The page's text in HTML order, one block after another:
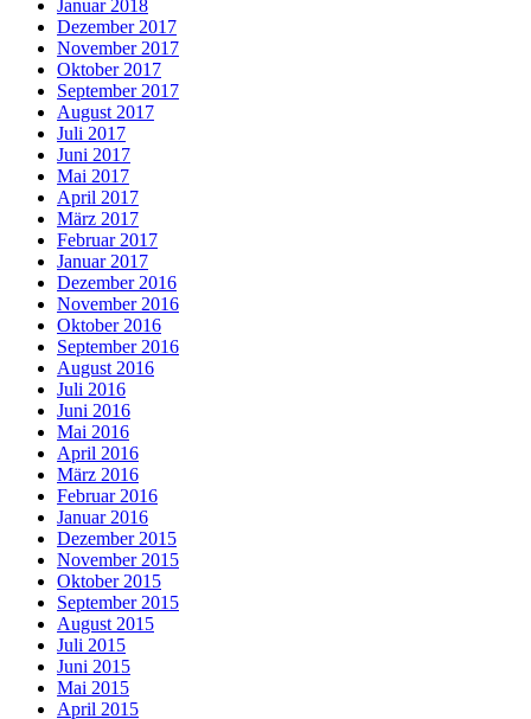
Januar 2018
Dezember 2017
November 2017
Oktober 2017
September 2017
August 2017
Juli 2017
Juni 2017
Mai 2017
April 2017
März 2017
Februar 2017
Januar 2017
Dezember 2016
November 2016
Oktober 2016
September 2016
August 2016
Juli 2016
Juni 2016
Mai 2016
April 2016
März 2016
Februar 2016
Januar 2016
Dezember 2015
November 2015
Oktober 2015
September 2015
August 2015
Juli 2015
Juni 2015
Mai 2015
April 2015